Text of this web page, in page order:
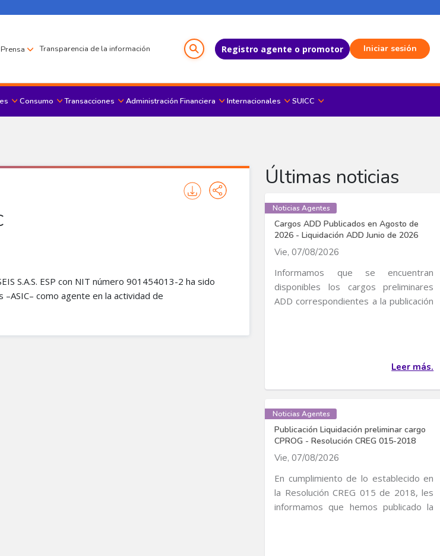
Transparencia de la información Registro agente o promotor Iniciar sesión
Menu principal
Consumo Transacciones Administración Financiera Internacionales SUICC
S.A.S. ESP con NIT número 901454013-2 ha sido
como agente en la actividad de
Últimas noticias
Noticias Agentes
Cargos ADD Publicados en Agosto de
2026 - Liquidación ADD Junio de 2026
Vie, 07/08/2026
Informamos que se encuentran
disponibles los cargos preliminares
ADD correspondientes a la publicación
Leer más.
Noticias Agentes
Publicación Liquidación preliminar cargo
CPROG - Resolución CREG 015-2018
Vie, 07/08/2026
En cumplimiento de lo establecido en
la Resolución CREG 015 de 2018, les
informamos que hemos publicado la